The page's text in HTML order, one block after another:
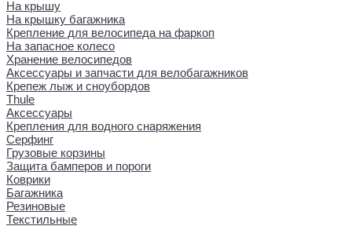
На крышу
На крышку багажника
Крепление для велосипеда на фаркоп
На запасное колесо
Хранение велосипедов
Аксессуары и запчасти для велобагажников
Крепеж лыж и сноубордов
Thule
Аксессуары
Крепления для водного снаряжения
Серфинг
Грузовые корзины
Защита бамперов и пороги
Коврики
Багажника
Резиновые
Текстильные